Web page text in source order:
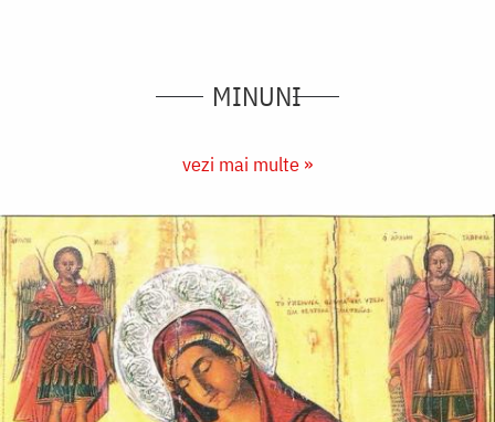
MINUNI
vezi mai multe »